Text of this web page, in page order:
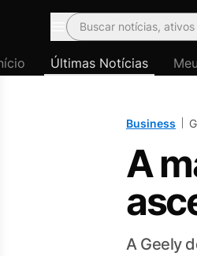
Menu
Buscar notícias,
Últimas Notícias
Business
A
A Geely